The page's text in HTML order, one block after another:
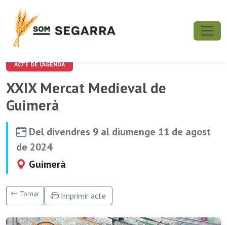
ACTE DE L'AGENDA
XXIX Mercat Medieval de
Guimerà
Del divendres 9 al diumenge 11 de agost
de 2024
Guimerà
Tornar Imprimir acte